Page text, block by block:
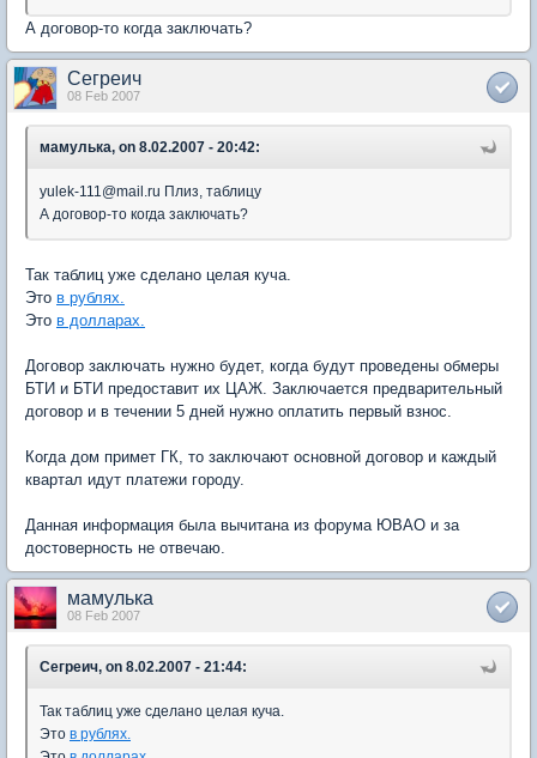
А договор-то когда заключать?
Сегреич
08 Feb 2007
мамулька, on 8.02.2007 - 20:42:
yulek-111@mail.ru Плиз, таблицу
А договор-то когда заключать?
Так таблиц уже сделано целая куча.
Это в рублях.
Это в долларах.
Договор заключать нужно будет, когда будут проведены обмеры
БТИ и БТИ предоставит их ЦАЖ. Заключается предварительный
договор и в течении 5 дней нужно оплатить первый взнос.
Когда дом примет ГК, то заключают основной договор и каждый
квартал идут платежи городу.
Данная информация была вычитана из форума ЮВАО и за
достоверность не отвечаю.
мамулька
08 Feb 2007
Сегреич, on 8.02.2007 - 21:44:
Так таблиц уже сделано целая куча.
Это в рублях.